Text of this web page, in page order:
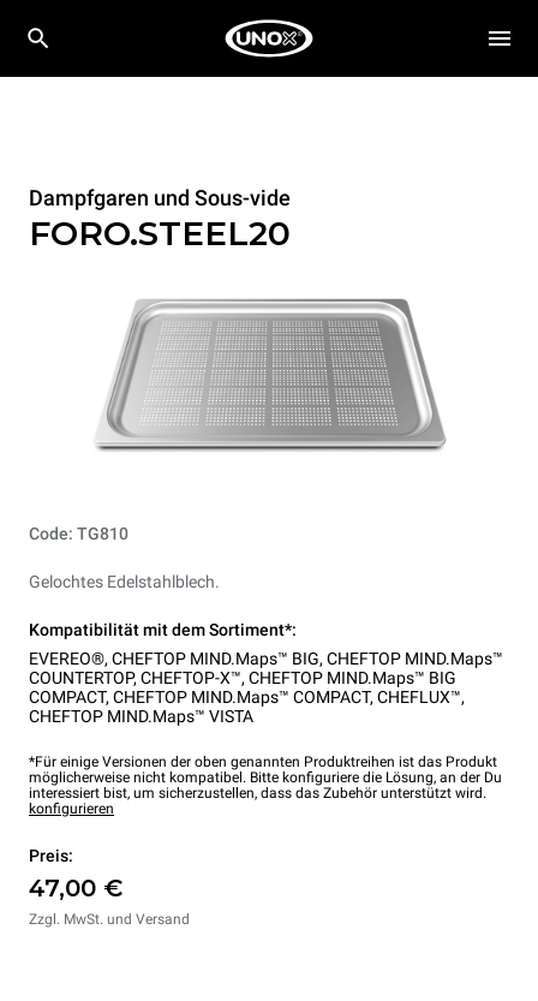
Dampfgaren und Sous-vide
FORO.STEEL20
Code: TG810
Gelochtes Edelstahlblech.
Kompatibilität mit dem Sortiment*:
EVEREO®, CHEFTOP MIND.Maps™ BIG, CHEFTOP MIND.Maps™
COUNTERTOP, CHEFTOP-X™, CHEFTOP MIND.Maps™ BIG
COMPACT, CHEFTOP MIND.Maps™ COMPACT, CHEFLUX™,
CHEFTOP MIND.Maps™ VISTA
*Für einige Versionen der oben genannten Produktreihen ist das Produkt
möglicherweise nicht kompatibel. Bitte konfiguriere die Lösung, an der Du
interessiert bist, um sicherzustellen, dass das Zubehör unterstützt wird.
konfigurieren
Preis:
47,00 €
Zzgl. MwSt. und Versand